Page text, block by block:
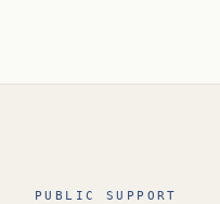
PUBLIC SUPPORT